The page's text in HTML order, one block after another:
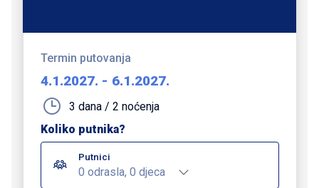
Termin putovanja
4.1.2027. - 6.1.2027.
3 dana / 2 noćenja
Koliko putnika?
Putnici
0 odrasla, 0 djeca